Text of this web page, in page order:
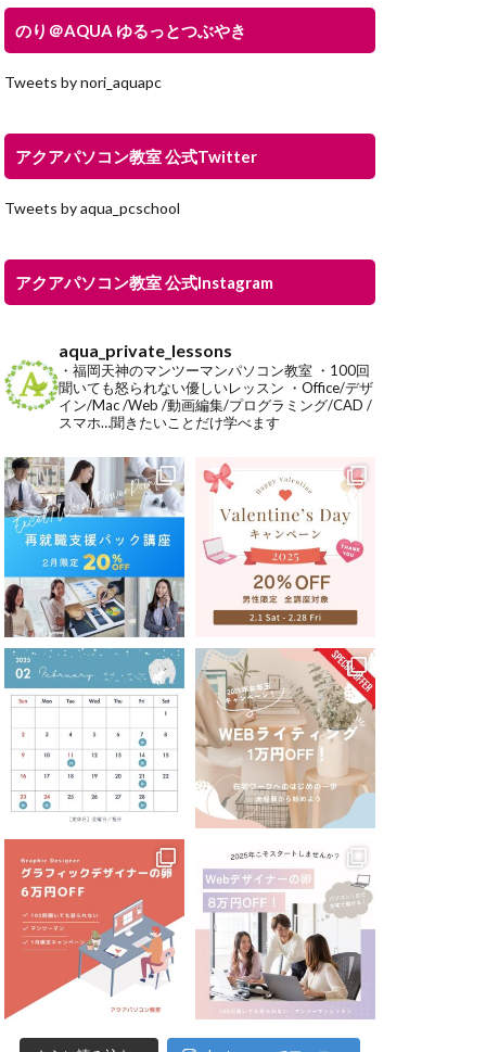
のり＠AQUA ゆるっとつぶやき
Tweets by nori_aquapc
アクアパソコン教室 公式Twitter
Tweets by aqua_pcschool
アクアパソコン教室 公式Instagram
aqua_private_lessons
・福岡天神のマンツーマンパソコン教室 ・100回
聞いても怒られない優しいレッスン ・Office/デザ
イン/Mac /Web /動画編集/プログラミング/CAD /
スマホ…聞きたいことだけ学べます